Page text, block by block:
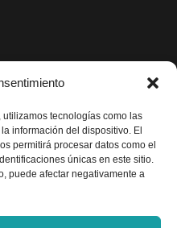
tecnologías como las
información del dispositivo. El
permitirá procesar datos como el
únicas en este sitio.
puede afectar negativamente a